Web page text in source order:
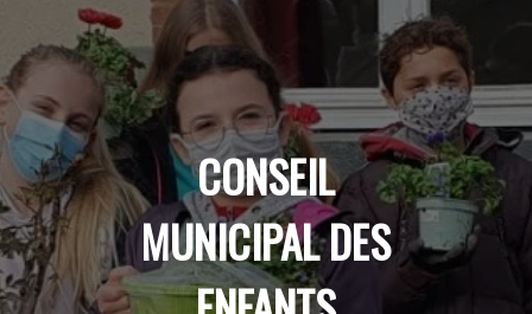
CONSEIL
MUNICIPAL DES